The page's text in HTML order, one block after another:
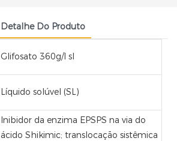
Detalhe Do Produto
Glifosato 360g/l sl
Líquido solúvel (SL)
Inibidor da enzima EPSPS na via do
ácido Shikimic; translocação sistêmica